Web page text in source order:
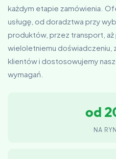
każdym etapie zamówienia.
usługę, od doradztwa przy
produktów, przez transport,
wieloletniemu doświadczeniu,
klientów i dostosowujemy
wymagań.
od
NA